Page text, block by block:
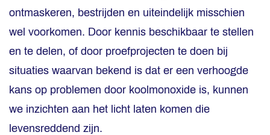
ontmaskeren, bestrijden en uiteindelijk misschien
wel voorkomen. Door kennis beschikbaar te stellen
en te delen, of door proefprojecten te doen bij
situaties waarvan bekend is dat er een verhoogde
kans op problemen door koolmonoxide is, kunnen
we inzichten aan het licht laten komen die
levensreddend zijn.